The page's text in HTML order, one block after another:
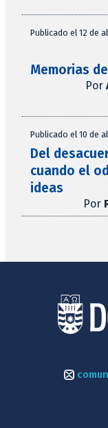
Publicado el 12 de
Memorias
Por
Publicado el 10 de
Del
cuando el
ideas
Por